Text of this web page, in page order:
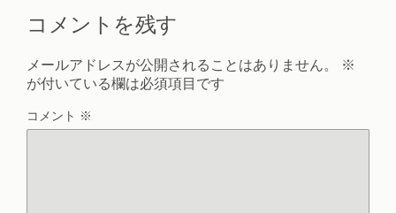
コメントを残す
メールアドレスが公開されることはありません。
※
が付いている欄は必須項目です
コメント ※